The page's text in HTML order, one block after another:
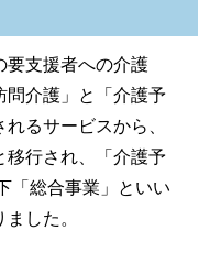
要支援者への介護
問介護」と「介護予
るサービスから、
移行され、「介護予
「総合事業」といい
した。